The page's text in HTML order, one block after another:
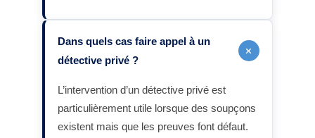
Dans quels cas faire appel à un
détective privé ?
+
L’intervention d’un détective privé est
particulièrement utile lorsque des soupçons
existent mais que les preuves font défaut.